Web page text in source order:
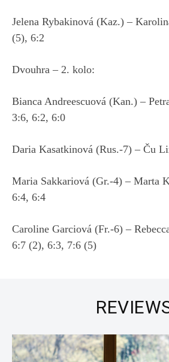
Jelena Rybakinová (Kaz.) –
(5), 6:2
Dvouhra – 2. kolo:
Bianca Andreescuová (Kan.) –
3:6, 6:2, 6:0
Daria Kasatkinová (Rus.-7) – Ču
Maria Sakkariová (Gr.-4) – Marta
6:4, 6:4
Caroline Garciová (Fr.-6) –
6:7 ​​(2), 6:3, 7:6 (5)